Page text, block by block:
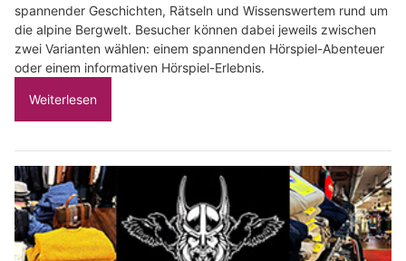
spannender Geschichten, Rätseln und Wissenswertem rund um
die alpine Bergwelt. Besucher können dabei jeweils zwischen
zwei Varianten wählen: einem spannenden Hörspiel-Abenteuer
oder einem informativen Hörspiel-Erlebnis.
Weiterlesen